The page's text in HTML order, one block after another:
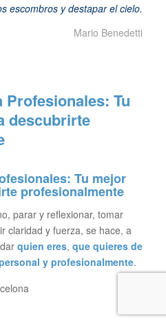
escombros y destapar el cielo.
Mario Benedetti
Profesionales: Tu
descubrirte
Tu mejor
profesionalmente
parar y reflexionar, tomar
claridad y fuerza, se hace, a
quien eres, que quieres de
y profesionalmente.